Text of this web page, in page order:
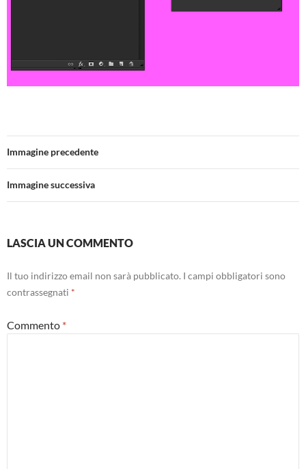
Immagine precedente
Immagine successiva
LASCIA UN COMMENTO
Il tuo indirizzo email non sarà pubblicato. I campi obbligatori sono
contrassegnati *
Commento *